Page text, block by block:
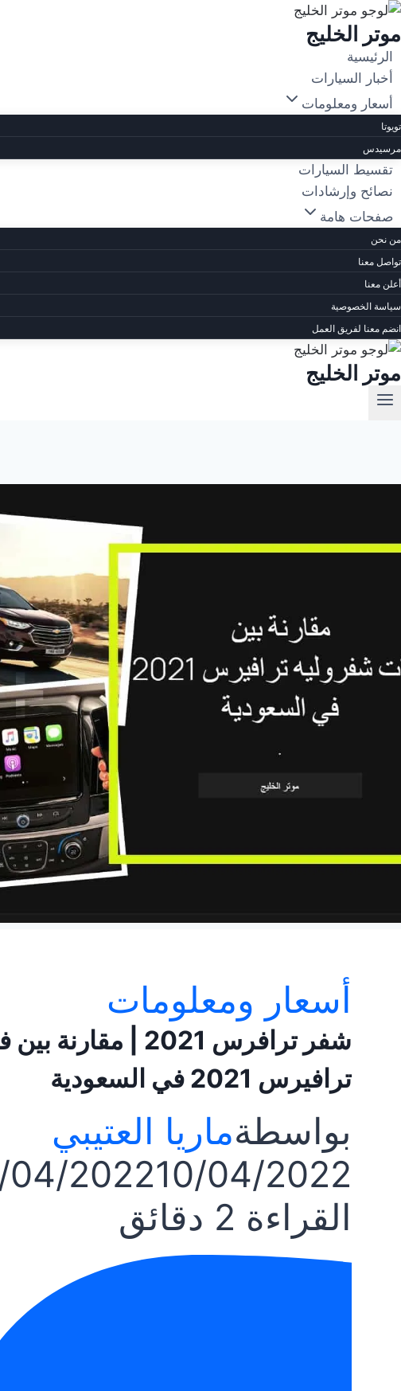
التجاوز
إلى
المحتوى
موتر الخليج
الرئيسية
أخبار السيارات
أسعار ومعلومات
تويوتا
مرسيدس
تقسيط السيارات
نصائح وإرشادات
صفحات هامة
من نحن
تواصل معنا
أعلن معنا
سياسة الخصوصية
انضم معنا لفريق العمل
موتر الخليج
أسعار ومعلومات
شفر ترافرس 2021 |
ترافيرس 2021 في السعودية
بواسطةماريا العتيبي
04/202210/04/2022
القراءة
دقائق